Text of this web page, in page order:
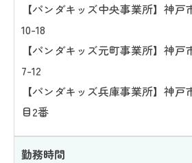
【パンダキッズ中央事業所】神
10-18
【パンダキッズ元町事業所】神
7-12
【パンダキッズ兵庫事業所】神
目2番
勤務時間